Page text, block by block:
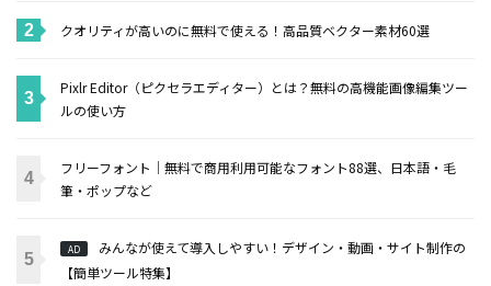
クオリティが高いのに無料で使える！高品質ベクター素材60選
Pixlr Editor（ピクセラエディター）とは？無料の高機能画像編集ツー
ルの使い方
フリーフォント｜無料で商用利用可能なフォント88選、日本語・毛
筆・ポップなど
AD
みんなが使えて導入しやすい！デザイン・動画・サイト制作の
【簡単ツール特集】